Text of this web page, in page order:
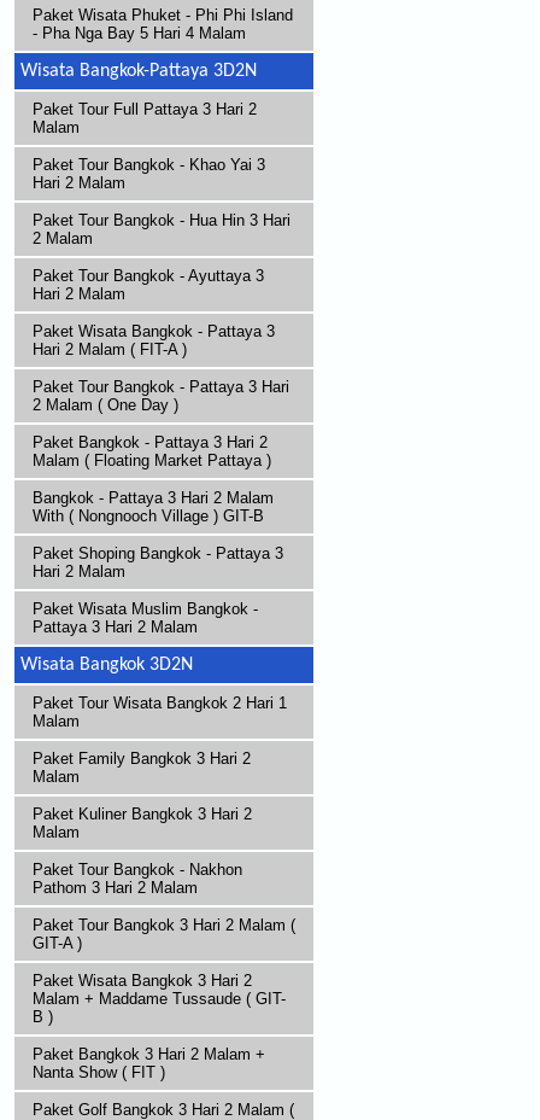
Paket Wisata Phuket - Phi Phi Island
- Pha Nga Bay 5 Hari 4 Malam
Wisata Bangkok-Pattaya 3D2N
Paket Tour Full Pattaya 3 Hari 2
Malam
Paket Tour Bangkok - Khao Yai 3
Hari 2 Malam
Paket Tour Bangkok - Hua Hin 3 Hari
2 Malam
Paket Tour Bangkok - Ayuttaya 3
Hari 2 Malam
Paket Wisata Bangkok - Pattaya 3
Hari 2 Malam ( FIT-A )
Paket Tour Bangkok - Pattaya 3 Hari
2 Malam ( One Day )
Paket Bangkok - Pattaya 3 Hari 2
Malam ( Floating Market Pattaya )
Bangkok - Pattaya 3 Hari 2 Malam
With ( Nongnooch Village ) GIT-B
Paket Shoping Bangkok - Pattaya 3
Hari 2 Malam
Paket Wisata Muslim Bangkok -
Pattaya 3 Hari 2 Malam
Wisata Bangkok 3D2N
Paket Tour Wisata Bangkok 2 Hari 1
Malam
Paket Family Bangkok 3 Hari 2
Malam
Paket Kuliner Bangkok 3 Hari 2
Malam
Paket Tour Bangkok - Nakhon
Pathom 3 Hari 2 Malam
Paket Tour Bangkok 3 Hari 2 Malam (
GIT-A )
Paket Wisata Bangkok 3 Hari 2
Malam + Maddame Tussaude ( GIT-
B )
Paket Bangkok 3 Hari 2 Malam +
Nanta Show ( FIT )
Paket Golf Bangkok 3 Hari 2 Malam (